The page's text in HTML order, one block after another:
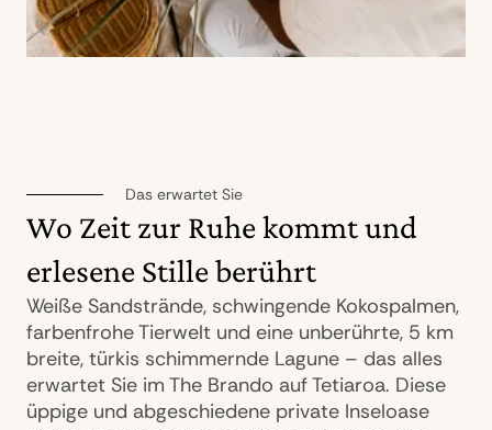
Das erwartet Sie
Wo Zeit zur Ruhe kommt und
erlesene Stille berührt
Weiße Sandstrände, schwingende Kokospalmen,
farbenfrohe Tierwelt und eine unberührte, 5 km
breite, türkis schimmernde Lagune – das alles
erwartet Sie im The Brando auf Tetiaroa. Diese
üppige und abgeschiedene private Inseloase